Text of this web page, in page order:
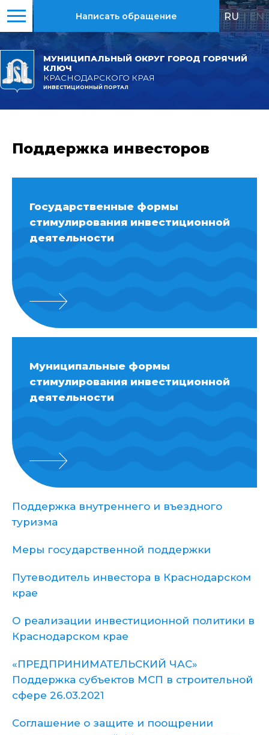
МУНИЦИПАЛЬНЫЙ ОКРУГ ГОРОД ГОРЯЧИЙ
КЛЮЧ
КРАСНОДАРСКОГО КРАЯ
ИНВЕСТИЦИОННЫЙ ПОРТАЛ
Написать обращение RU | EN
Поддержка инвесторов
Государственные формы
стимулирования инвестиционной
деятельности
Муниципальные формы
стимулирования инвестиционной
деятельности
Поддержка внутреннего и въездного
туризма
Меры государственной поддержки
Путеводитель инвестора в Краснодарском
крае
О реализации инвестиционной политики в
Краснодарском крае
«ПРЕДПРИНИМАТЕЛЬСКИЙ ЧАС»
Поддержка субъектов МСП в строительной
сфере 26.03.2021
Соглашение о защите и поощрении